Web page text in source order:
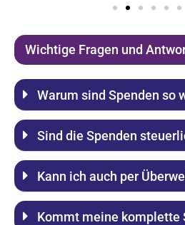
Wichtige Fragen und
Warum sind Spenden so
Sind die Spenden
Kann ich auch per
Kommt meine komplette